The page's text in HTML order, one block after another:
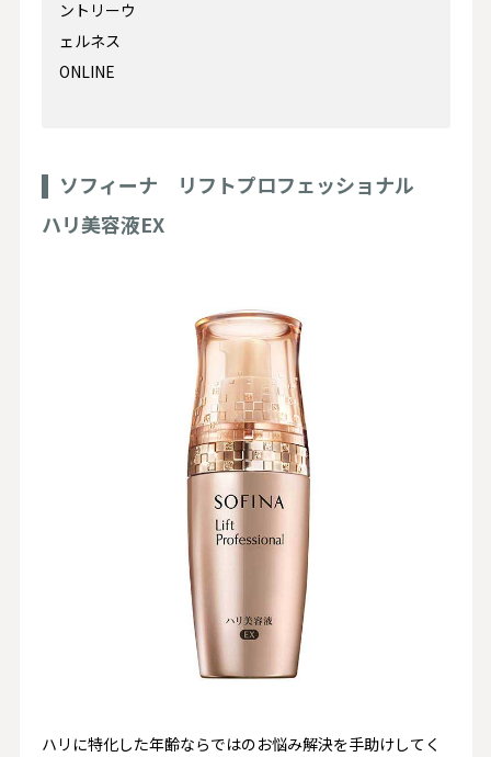
ソフィーナ リフトプロフェッショナル
ハリ美容液EX
ハリに特化した年齢ならではのお悩み解決を手助けしてく